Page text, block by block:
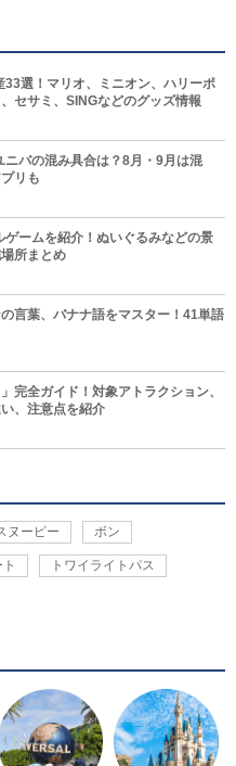
33選！マリオ、ミニオン、ハリーポ
セサミ、SINGなどのグッズ情報
ニバの混み具合は？8月・9月は混
リも
ゲームを紹介！ぬいぐるみなどの景
所まとめ
言葉、バナナ語をマスター！41単語
完全ガイド！対象アトラクション、
、注意点を紹介
ヌーピー ボン
トワイライトパス